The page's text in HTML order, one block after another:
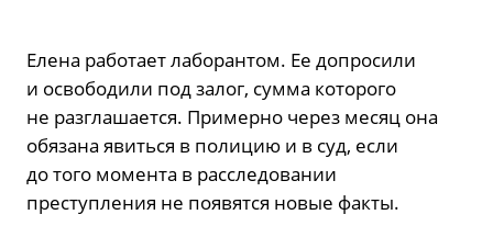
Елена работает лаборантом. Ее допросили
и освободили под залог, сумма которого
не разглашается. Примерно через месяц она
обязана явиться в полицию и в суд, если
до того момента в расследовании
преступления не появятся новые факты.